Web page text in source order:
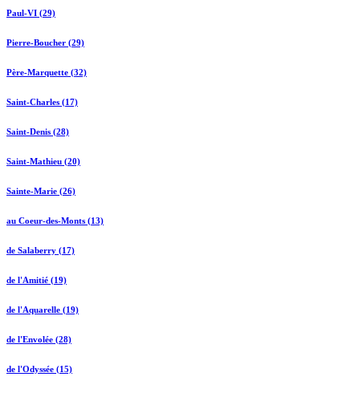
Paul-VI (29)
Pierre-Boucher (29)
Père-Marquette (32)
Saint-Charles (17)
Saint-Denis (28)
Saint-Mathieu (20)
Sainte-Marie (26)
au Coeur-des-Monts (13)
de Salaberry (17)
de l'Amitié (19)
de l'Aquarelle (19)
de l'Envolée (28)
de l'Odyssée (15)